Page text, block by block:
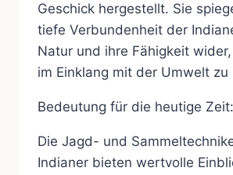
Geschick hergestellt. Sie
tiefe Verbundenheit der
Natur und ihre Fähigkeit
im Einklang mit der Umwelt zu
Bedeutung für die heutige Zeit:
Die Jagd- und
Indianer bieten wertvolle